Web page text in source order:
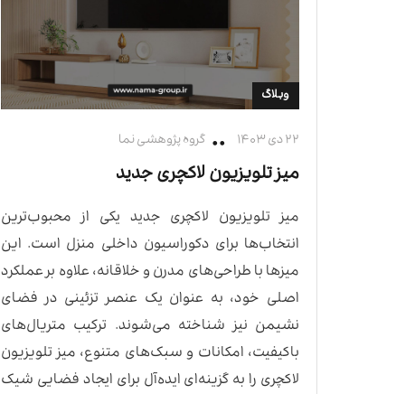
وبلاگ
۲۲ دی ۱۴۰۳ گروه پژوهشی نما
میز تلویزیون لاکچری جدید
میز تلویزیون لاکچری جدید یکی از محبوب‌ترین
انتخاب‌ها برای دکوراسیون داخلی منزل است. این
میزها با طراحی‌های مدرن و خلاقانه، علاوه بر عملکرد
اصلی خود، به عنوان یک عنصر تزئینی در فضای
نشیمن نیز شناخته می‌شوند. ترکیب متریال‌های
باکیفیت، امکانات و سبک‌های متنوع، میز تلویزیون
لاکچری را به گزینه‌ای ایده‌آل برای ایجاد فضایی شیک